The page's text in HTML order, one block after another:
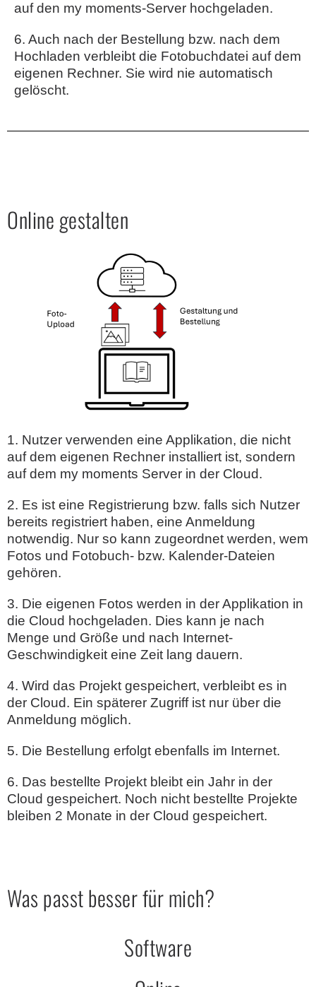
auf den my moments-Server hochgeladen.
6. Auch nach der Bestellung bzw. nach dem
Hochladen verbleibt die Fotobuchdatei auf dem
eigenen Rechner. Sie wird nie automatisch
gelöscht.
Online gestalten
1. Nutzer verwenden eine Applikation, die nicht
auf dem eigenen Rechner installiert ist, sondern
auf dem my moments Server in der Cloud.
2. Es ist eine Registrierung bzw. falls sich Nutzer
bereits registriert haben, eine Anmeldung
notwendig. Nur so kann zugeordnet werden, wem
Fotos und Fotobuch- bzw. Kalender-Dateien
gehören.
3. Die eigenen Fotos werden in der Applikation in
die Cloud hochgeladen. Dies kann je nach
Menge und Größe und nach Internet-
Geschwindigkeit eine Zeit lang dauern.
4. Wird das Projekt gespeichert, verbleibt es in
der Cloud. Ein späterer Zugriff ist nur über die
Anmeldung möglich.
5. Die Bestellung erfolgt ebenfalls im Internet.
6. Das bestellte Projekt bleibt ein Jahr in der
Cloud gespeichert. Noch nicht bestellte Projekte
bleiben 2 Monate in der Cloud gespeichert.
Was passt besser für mich?
Software